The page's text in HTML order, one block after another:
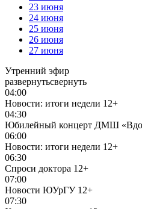
23 июня
24 июня
25 июня
26 июня
27 июня
Утренний эфир
развернутьсвернуть
04:00
Новости: итоги недели 12+
04:30
Юбилейный концерт ДМШ
06:00
Новости: итоги недели 12+
06:30
Спроси доктора 12+
07:00
Новости ЮУрГУ 12+
07:30